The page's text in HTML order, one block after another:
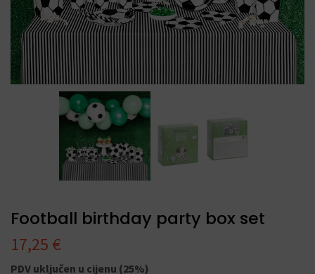
Football birthday party box set
17,25 €
PDV uključen u cijenu (25%)